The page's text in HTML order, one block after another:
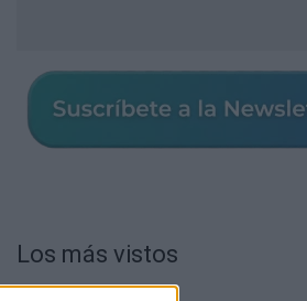
Los más vistos